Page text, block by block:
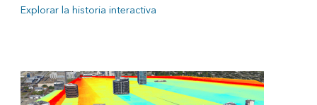
Explorar la historia interactiva